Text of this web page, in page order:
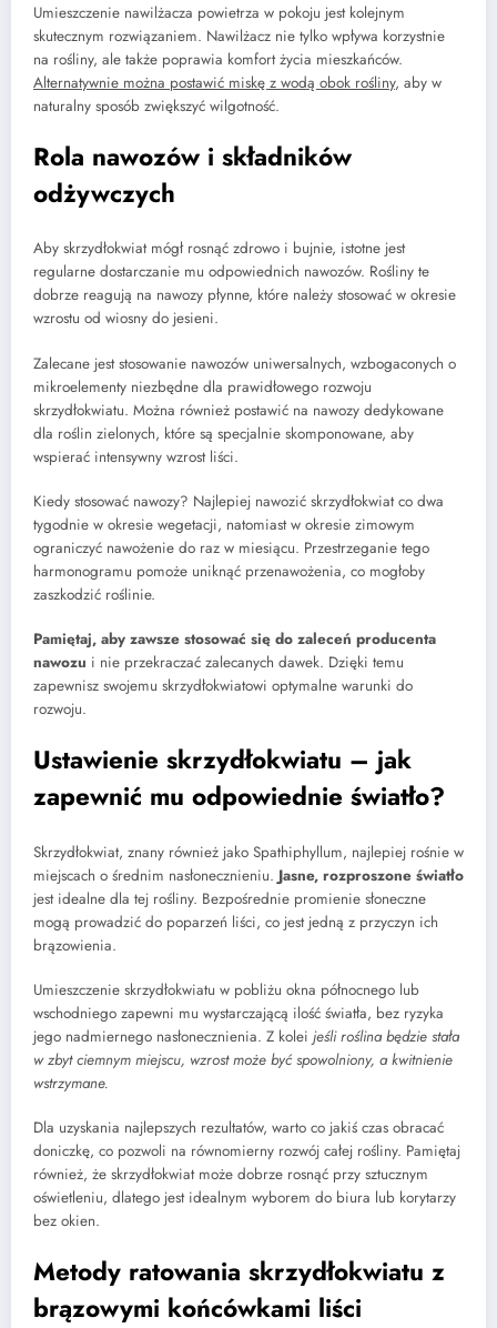
Umieszczenie nawilżacza powietrza w pokoju jest kolejnym
skutecznym rozwiązaniem. Nawilżacz nie tylko wpływa korzystnie
na rośliny, ale także poprawia komfort życia mieszkańców.
Alternatywnie można postawić miskę z wodą obok rośliny, aby w
naturalny sposób zwiększyć wilgotność.
Rola nawozów i składników
odżywczych
Aby skrzydłokwiat mógł rosnąć zdrowo i bujnie, istotne jest
regularne dostarczanie mu odpowiednich nawozów. Rośliny te
dobrze reagują na nawozy płynne, które należy stosować w okresie
wzrostu od wiosny do jesieni.
Zalecane jest stosowanie nawozów uniwersalnych, wzbogaconych o
mikroelementy niezbędne dla prawidłowego rozwoju
skrzydłokwiatu. Można również postawić na nawozy dedykowane
dla roślin zielonych, które są specjalnie skomponowane, aby
wspierać intensywny wzrost liści.
Kiedy stosować nawozy? Najlepiej nawozić skrzydłokwiat co dwa
tygodnie w okresie wegetacji, natomiast w okresie zimowym
ograniczyć nawożenie do raz w miesiącu. Przestrzeganie tego
harmonogramu pomoże uniknąć przenawożenia, co mogłoby
zaszkodzić roślinie.
Pamiętaj, aby zawsze stosować się do zaleceń producenta
nawozu i nie przekraczać zalecanych dawek. Dzięki temu
zapewnisz swojemu skrzydłokwiatowi optymalne warunki do
rozwoju.
Ustawienie skrzydłokwiatu – jak
zapewnić mu odpowiednie światło?
Skrzydłokwiat, znany również jako Spathiphyllum, najlepiej rośnie w
miejscach o średnim nasłonecznieniu. Jasne, rozproszone światło
jest idealne dla tej rośliny. Bezpośrednie promienie słoneczne
mogą prowadzić do poparzeń liści, co jest jedną z przyczyn ich
brązowienia.
Umieszczenie skrzydłokwiatu w pobliżu okna północnego lub
wschodniego zapewni mu wystarczającą ilość światła, bez ryzyka
jego nadmiernego nasłonecznienia. Z kolei jeśli roślina będzie stała
w zbyt ciemnym miejscu, wzrost może być spowolniony, a kwitnienie
wstrzymane.
Dla uzyskania najlepszych rezultatów, warto co jakiś czas obracać
doniczkę, co pozwoli na równomierny rozwój całej rośliny. Pamiętaj
również, że skrzydłokwiat może dobrze rosnąć przy sztucznym
oświetleniu, dlatego jest idealnym wyborem do biura lub korytarzy
bez okien.
Metody ratowania skrzydłokwiatu z
brązowymi końcówkami liści